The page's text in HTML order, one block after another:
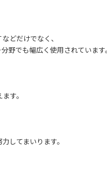
どだけでなく、
野でも幅広く使用されています。
す。
してまいります。